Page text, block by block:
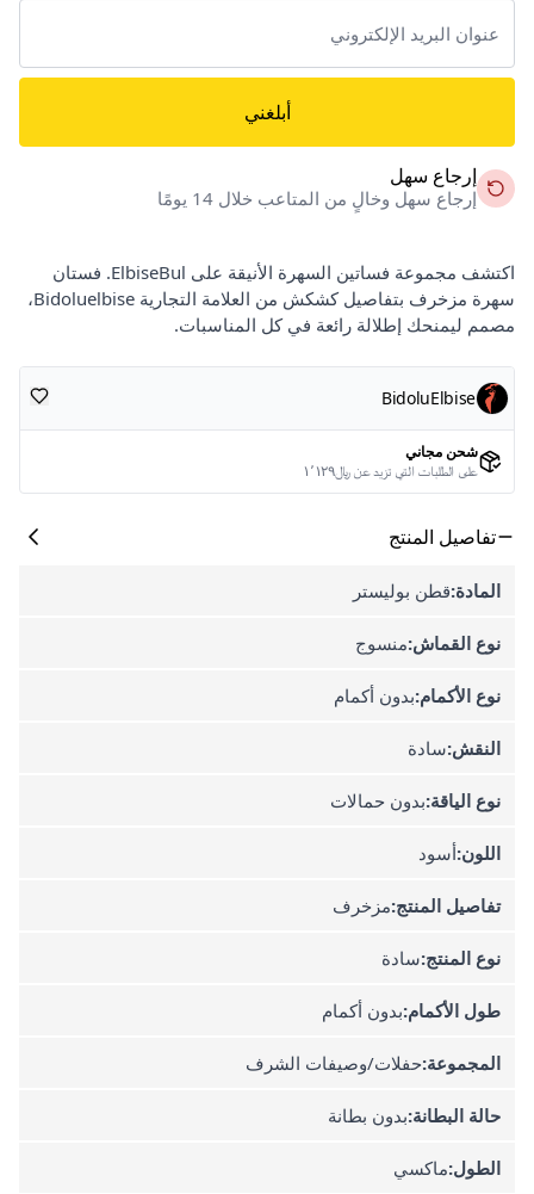
أبلغني
إرجاع سهل
إرجاع سهل وخالٍ من المتاعب خلال 14 يومًا
اكتشف مجموعة فساتين السهرة الأنيقة على ElbiseBul. فستان
سهرة مزخرف بتفاصيل كشكش من العلامة التجارية Bidoluelbise،
مصمم ليمنحك إطلالة رائعة في كل المناسبات.
BidoluElbise
شحن مجاني
على الطلبات التي تزيد عن ﷼١٬١٢٩
تفاصيل المنتج
المادة:قطن بوليستر
نوع القماش:منسوج
نوع الأكمام:بدون أكمام
النقش:سادة
نوع الياقة:بدون حمالات
اللون:أسود
تفاصيل المنتج:مزخرف
نوع المنتج:سادة
طول الأكمام:بدون أكمام
المجموعة:حفلات/وصيفات الشرف
حالة البطانة:بدون بطانة
الطول:ماكسي